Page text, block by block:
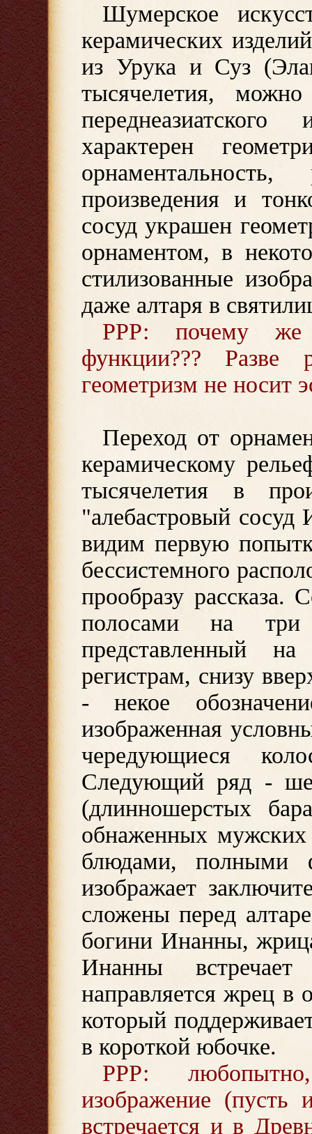
Шумерское
керамических
из Урука и Суз
тысячелетия,
характерен
орнаментальность,
произведения и
сосуд украшен
орнаментом, в
стилизованные
даже алтаря в
РРР: почему же
функции??? Разве
геометризм не носит
Переход от
керамическому
тысячелетия в
"алебастровый
видим первую
бессистемного
прообразу рассказа.
полосами на три
представленный
регистрам, снизу
- некое
изображенная
чередующиеся
Следующий ряд -
(длинношерстых
обнаженных
блюдами, полными
изображает
сложены перед
богини Инанны,
Инанны
направляется жрец
который
в короткой юбочке.
РРР:
изображение (пусть
встречается и в